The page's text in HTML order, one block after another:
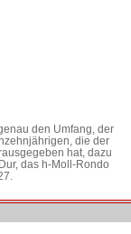
den Umfang, der
die der
hat, dazu
das h-Moll-Rondo